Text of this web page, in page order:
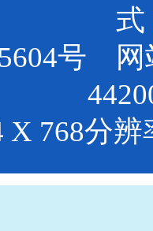
式
号 网
X 768分